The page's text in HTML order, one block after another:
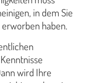
in dem Sie
haben.
wird Ihre